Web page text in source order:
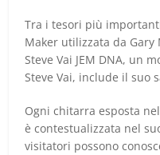
Tra i tesori più
Maker utilizzata da Gary
Steve Vai JEM DNA, un
Steve Vai, include il suo
Ogni chitarra esposta
è contestualizzata nel
visitatori possono